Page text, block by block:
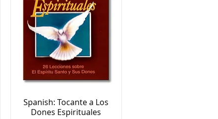
Spanish: Tocante a Los
Dones Espirituales